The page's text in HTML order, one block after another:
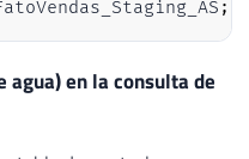
;
agua) en la consulta de